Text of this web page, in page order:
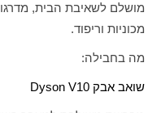
מושלם לשאיבת הבית,
מכוניות וריפוד.
מה בחבילה:
שואב אבק Dyson V10